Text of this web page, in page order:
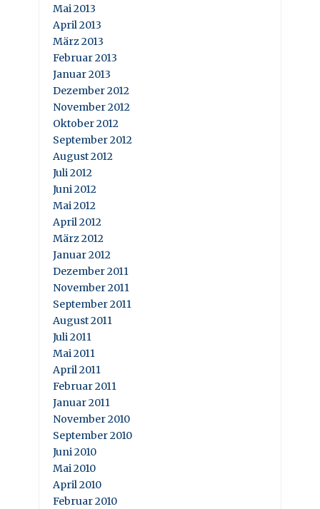
Mai 2013
April 2013
März 2013
Februar 2013
Januar 2013
Dezember 2012
November 2012
Oktober 2012
September 2012
August 2012
Juli 2012
Juni 2012
Mai 2012
April 2012
März 2012
Januar 2012
Dezember 2011
November 2011
September 2011
August 2011
Juli 2011
Mai 2011
April 2011
Februar 2011
Januar 2011
November 2010
September 2010
Juni 2010
Mai 2010
April 2010
Februar 2010